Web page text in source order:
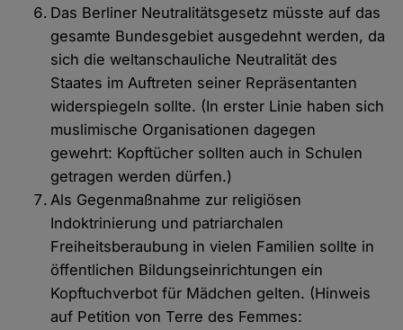
Das Berliner Neutralitätsgesetz müsste auf das
gesamte Bundesgebiet ausgedehnt werden, da
sich die weltanschauliche Neutralität des
Staates im Auftreten seiner Repräsentanten
widerspiegeln sollte. (In erster Linie haben sich
muslimische Organisationen dagegen
gewehrt: Kopftücher sollten auch in Schulen
getragen werden dürfen.)
Als Gegenmaßnahme zur religiösen
Indoktrinierung und patriarchalen
Freiheitsberaubung in vielen Familien sollte in
öffentlichen Bildungseinrichtungen ein
Kopftuchverbot für Mädchen gelten. (Hinweis
auf Petition von Terre des Femmes: